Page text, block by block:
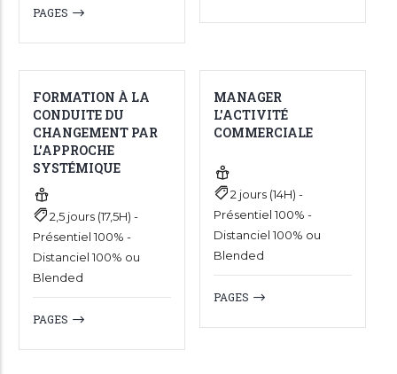
PAGES
FORMATION À LA
CONDUITE DU
CHANGEMENT PAR
L'APPROCHE
SYSTÉMIQUE
2,5 jours (17,5H) -
Présentiel 100% -
Distanciel 100% ou
Blended
PAGES
MANAGER
L'ACTIVITÉ
COMMERCIALE
2 jours (14H) -
Présentiel 100% -
Distanciel 100% ou
Blended
PAGES